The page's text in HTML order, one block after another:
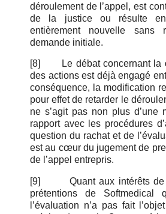
déroulement de l’appel, est
de la justice ou résulte
entièrement nouvelle sans
demande initiale.
[8]
Le débat concernant la
des actions est déjà engagé
conséquence, la modification
pour effet de retarder le
ne s’agit pas non plus d’une
rapport avec les procédures
question du rachat et de
est au cœur du jugement de
de l’appel entrepris.
[9]
Quant aux intérêts
prétentions de
l’évaluation n’a pas fait